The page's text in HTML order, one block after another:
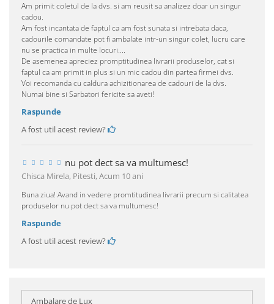
Am primit coletul de la dvs. si am reusit sa analizez doar un singur
cadou.
Am fost incantata de faptul ca am fost sunata si intrebata daca,
cadourile comandate pot fi ambalate intr-un singur colet, lucru care
nu se practica in multe locuri....
De asemenea apreciez promptitudinea livrarii produselor, cat si
faptul ca am primit in plus si un mic cadou din partea firmei dvs.
Voi recomanda cu caldura achizitionarea de cadouri de la dvs.
Numai bine si Sarbatori fericite sa aveti!
Raspunde
A fost util acest review?
nu pot dect sa va multumesc!
Chisca Mirela, Pitesti,Acum 10 ani
Buna ziua! Avand in vedere promtitudinea livrarii precum si calitatea
produselor nu pot dect sa va multumesc!
Raspunde
A fost util acest review?
Ambalare de Lux